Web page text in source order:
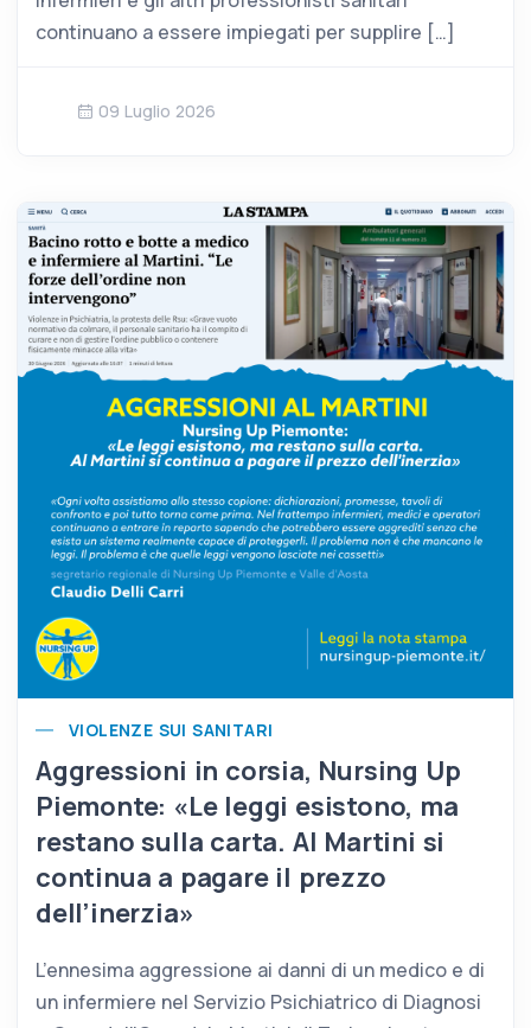
continuano a essere impiegati per supplire […]
09 Luglio 2026
VIOLENZE SUI SANITARI
Aggressioni in corsia, Nursing Up
Piemonte: «Le leggi esistono, ma
restano sulla carta. Al Martini si
continua a pagare il prezzo
dell’inerzia»
L’ennesima aggressione ai danni di un medico e di
un infermiere nel Servizio Psichiatrico di Diagnosi